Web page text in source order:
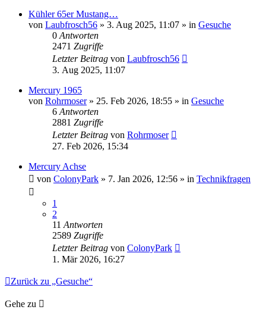
Kühler 65er Mustang…
von Laubfrosch56 » 3. Aug 2025, 11:07 » in Gesuche
0Antworten
2471 Zugriffe
Letzter Beitrag von Laubfrosch56
3. Aug 2025, 11:07
Mercury 1965
von Rohrmoser» 25. Feb 2026, 18:55 » in Gesuche
6Antworten
2881 Zugriffe
Letzter Beitrag von Rohrmoser
27. Feb 2026, 15:34
Mercury Achse
von ColonyPark » 7. Jan 2026, 12:56 » in Technikfragen
1
2
11Antworten
2589 Zugriffe
Letzter Beitrag von ColonyPark
1. Mär 2026, 16:27
Zurück zu „Gesuche“
Gehe zu